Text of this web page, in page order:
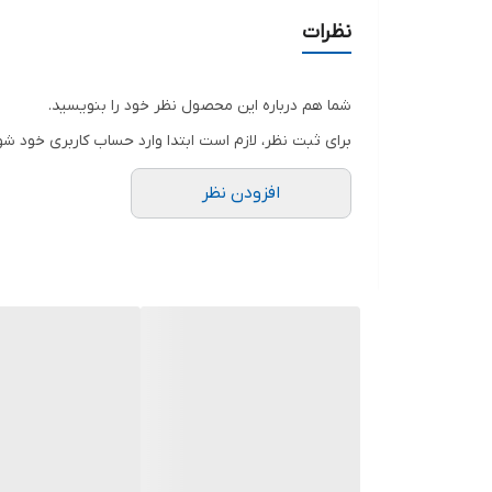
نظرات
شما هم درباره این محصول نظر خود را بنویسید.
برای ثبت نظر، لازم است ابتدا وارد حساب کاربری خود
افزودن نظر